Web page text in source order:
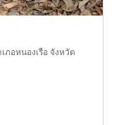
อหนองเรือ จังหวัด